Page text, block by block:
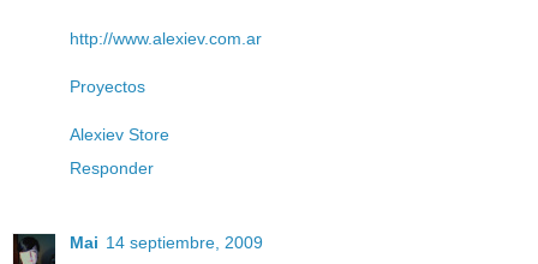
http://www.alexiev.com.ar
Proyectos
Alexiev Store
Responder
Mai 14 septiembre, 2009